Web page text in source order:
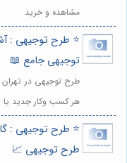
مشاهده و خرید
⭐️ طرح توجیهی :
توجیهی جامع 📖
طرح توجیهی در
هر کسب وکار جدید
⭐️ طرح توجیهی :
طرح توجیهی 📈